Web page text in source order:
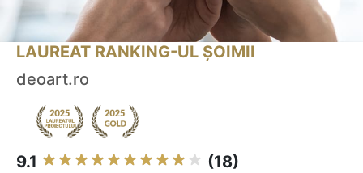
LAUREAT RANKING-UL ȘOIMII
deoart.ro
9.1 (18)